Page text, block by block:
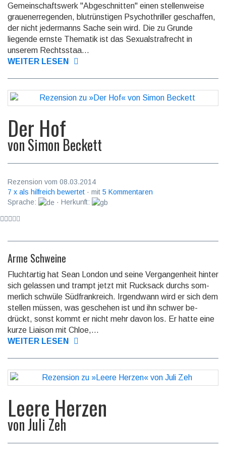
Gemeinschaftswerk "Abgeschnitten" einen stellenweise
grauenerregenden, blutrünstigen Psychothriller geschaffen,
der nicht jedermanns Sache sein wird. Die zu Grunde
liegende ernste Thematik ist das Sexualstrafrecht in
unserem Rechtsstaa...
WEITER LESEN
Der Hof
vonSimon Beckett
Rezension vom 08.03.2014
7 x als hilfreich bewertet · mit 5 Kommentaren
Sprache:
· Herkunft:
Arme Schweine
Fluchtartig hat Sean London und seine Vergangenheit hinter
sich gelassen und trampt jetzt mit Ruck­sack durchs som­
mer­lich schwüle Süd­frank­reich. Irgend­wann wird er sich dem
stellen müssen, was gesche­hen ist und ihn schwer be­
drückt, sonst kommt er nicht mehr davon los. Er hatte eine
kurze Liaison mit Chloe,...
WEITER LESEN
Leere Herzen
vonJuli Zeh